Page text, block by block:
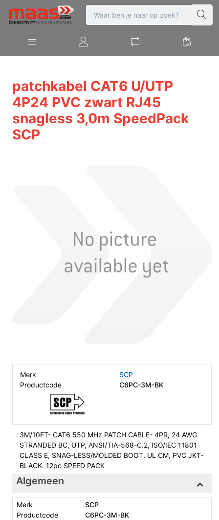
patchkabel CAT6 U/UTP
4P24 PVC zwart RJ45
snagless 3,0m SpeedPack
SCP
Merk
SCP
Productcode
C6PC-3M-BK
3M/10FT- CAT6 550 MHz PATCH CABLE- 4PR, 24 AWG
STRANDED BC, UTP, ANSI/TIA-568-C.2, ISO/IEC 11801
CLASS E, SNAG-LESS/MOLDED BOOT, UL CM, PVC JKT-
BLACK. 12pc SPEED PACK
Algemeen
Merk
SCP
Productcode
C6PC-3M-BK